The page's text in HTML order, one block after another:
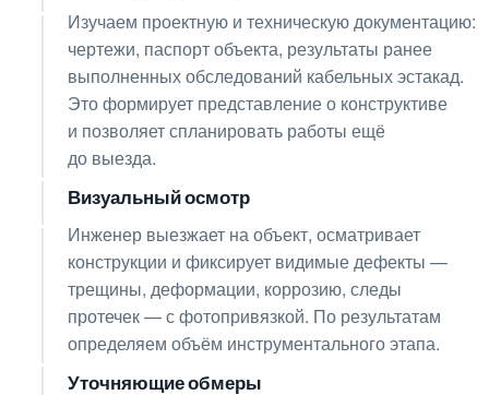
Изучаем проектную и техническую документацию:
чертежи, паспорт объекта, результаты ранее
выполненных обследований кабельных эстакад.
Это формирует представление о конструктиве
и позволяет спланировать работы ещё
до выезда.
Визуальный осмотр
Инженер выезжает на объект, осматривает
конструкции и фиксирует видимые дефекты —
трещины, деформации, коррозию, следы
протечек — с фотопривязкой. По результатам
определяем объём инструментального этапа.
Уточняющие обмеры